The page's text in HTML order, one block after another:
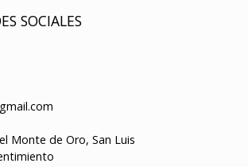
SOCIALES
Monte de Oro, San Luis